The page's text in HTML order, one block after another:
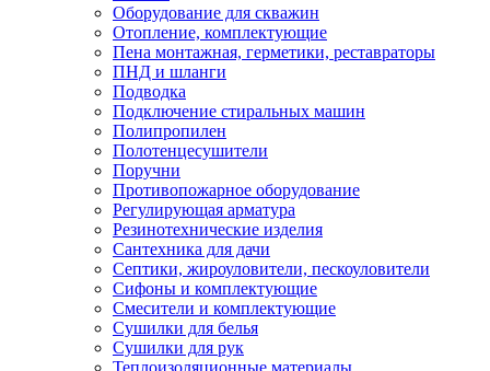
Оборудование для скважин
Отопление, комплектующие
Пена монтажная, герметики, реставраторы
ПНД и шланги
Подводка
Подключение стиральных машин
Полипропилен
Полотенцесушители
Поручни
Противопожарное оборудование
Регулирующая арматура
Резинотехнические изделия
Сантехника для дачи
Септики, жироуловители, пескоуловители
Сифоны и комплектующие
Смесители и комплектующие
Сушилки для белья
Сушилки для рук